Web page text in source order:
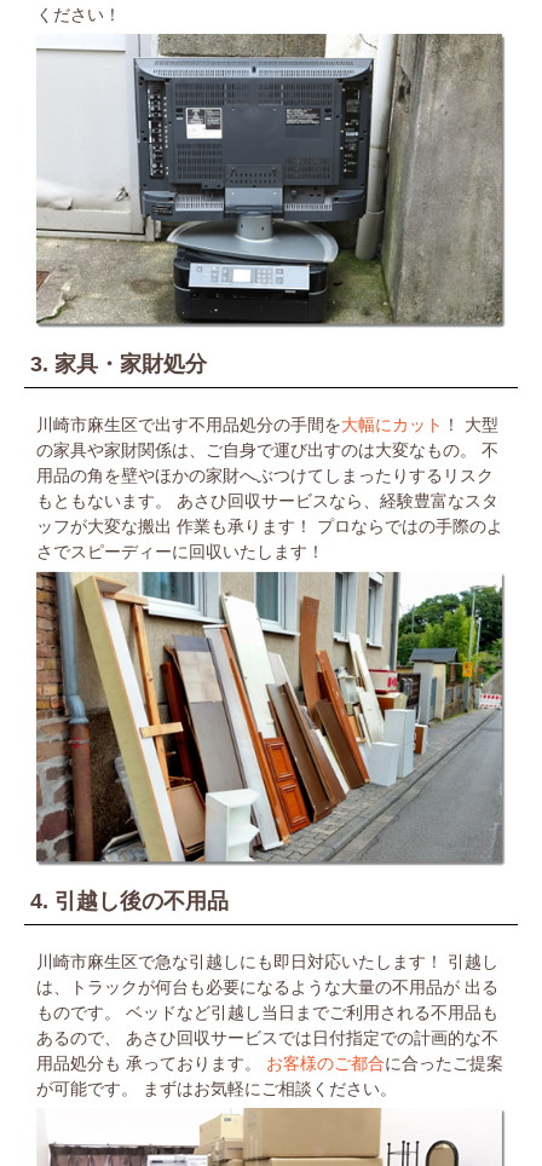
ください！
3. 家具・家財処分
川崎市麻生区で出す不用品処分の手間を大幅にカット ！
大型
の家具や家財関係は、ご自身で運び出すのは大変なもの。
不
用品の角を壁やほかの家財へぶつけてしまったりするリスク
もともないます。
あさひ回収サービスなら、経験豊富なスタ
ッフが大変な搬出 作業も承ります！
プロならではの手際のよ
さでスピーディーに回収いたします！
4. 引越し後の不用品
川崎市麻生区で急な引越しにも即日対応いたします！
引越し
は、トラックが何台も必要になるような大量の不用品が 出る
ものです。
ベッドなど引越し当日までご利用される不用品も
あるので、
あさひ回収サービスでは日付指定での計画的な不
用品処分も 承っております。 お客様のご都合に合ったご提案
が可能です。
まずはお気軽にご相談ください。